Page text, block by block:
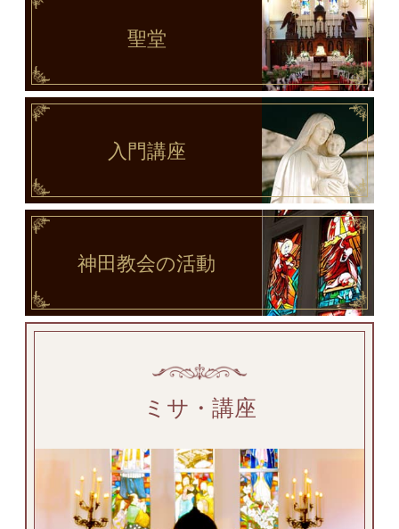
聖堂
入門講座
神田教会の活動
ミサ・講座